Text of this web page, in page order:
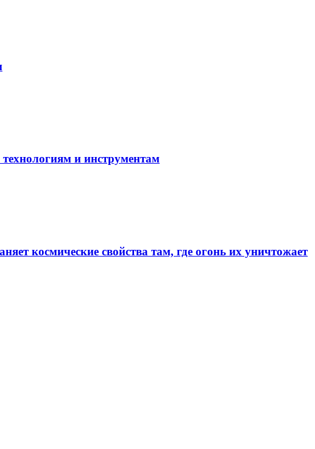
и инструментам
космические свойства там, где огонь их уничтожает